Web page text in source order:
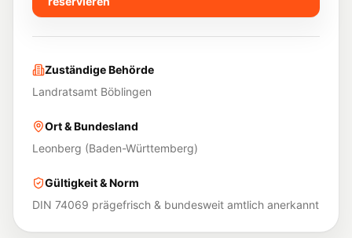
Zuständige Behörde
Landratsamt Böblingen
Ort & Bundesland
Leonberg (Baden-Württemberg)
Gültigkeit & Norm
DIN 74069 prägefrisch & bundesweit amtlich anerkannt